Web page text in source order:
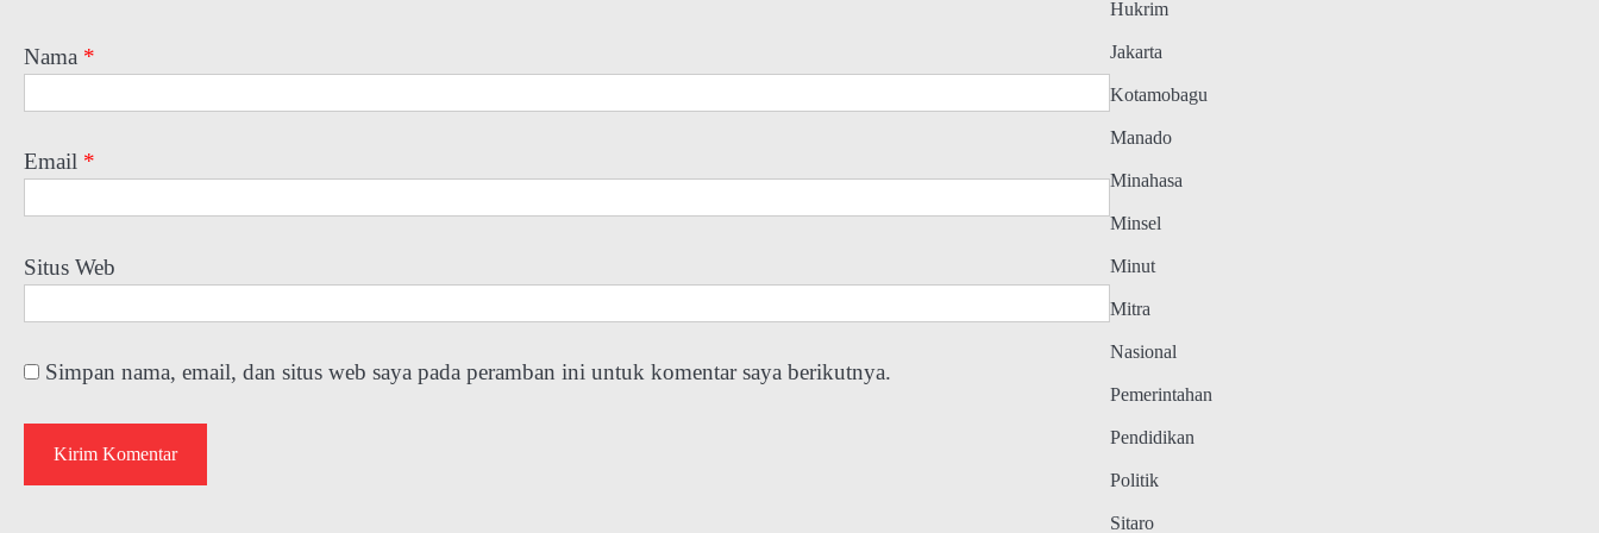
Nama *
Email *
Situs Web
Simpan nama, email, dan situs web saya pada peramban ini untuk komentar saya berikutnya.
Hukrim
Jakarta
Kotamobagu
Manado
Minahasa
Minsel
Minut
Mitra
Nasional
Pemerintahan
Pendidikan
Politik
Sitaro